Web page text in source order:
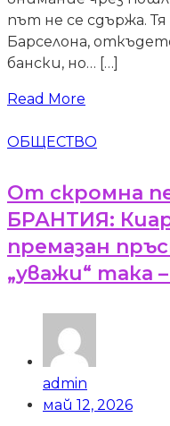
път не се сдържа. Тя
Барселона,
бански, но… […]
Read More
ОБЩЕСТВО
От скромна
БРАНТИЯ:
премазан
„уважи“
admin
май 12, 2026